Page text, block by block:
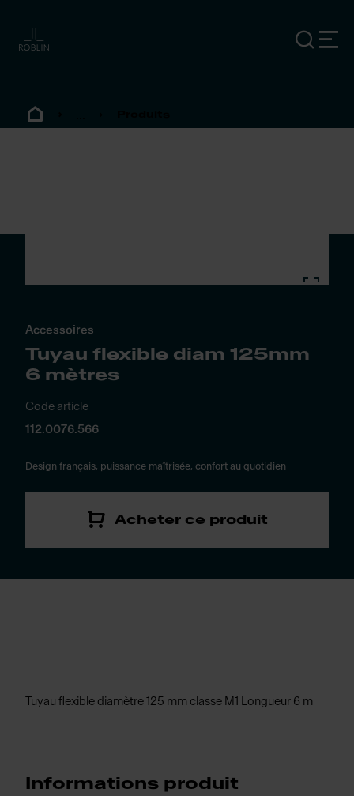
Accessoires
Tuyau flexible diam 125mm
6 mètres
Code article
112.0076.566
Design français, puissance maîtrisée, confort au quotidien
Acheter ce produit
Tuyau flexible diamètre 125 mm classe M1 Longueur 6 m
Informations produit